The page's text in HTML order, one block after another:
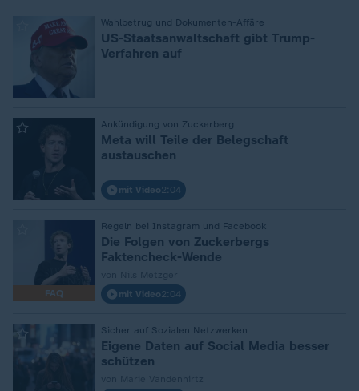
Wahlbetrug und Dokumenten-Affäre
US-Staatsanwaltschaft gibt Trump-
Verfahren auf
Ankündigung von Zuckerberg
Meta will Teile der Belegschaft
austauschen
mit Video2:04
FAQ
Regeln bei Instagram und Facebook
Die Folgen von Zuckerbergs
Faktencheck-Wende
mit Video2:04
Sicher auf Sozialen Netzwerken
Eigene Daten auf Social Media besser
schützen